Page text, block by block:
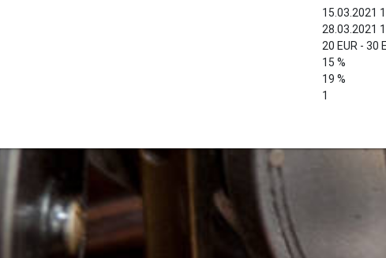
15.03.2021
28.03.2021
20 EUR - 30
15 %
19 %
1